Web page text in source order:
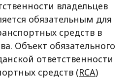
владельцев
обязательным для
средств в
Объект обязательного
ответственности
средств (RCA)